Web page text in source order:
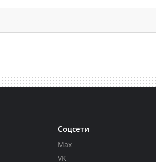
Соцсети
Max
VK